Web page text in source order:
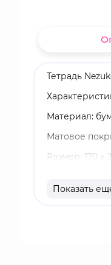
Тетрадь
Материал:
Матовое
Размер: 170 х
Показать